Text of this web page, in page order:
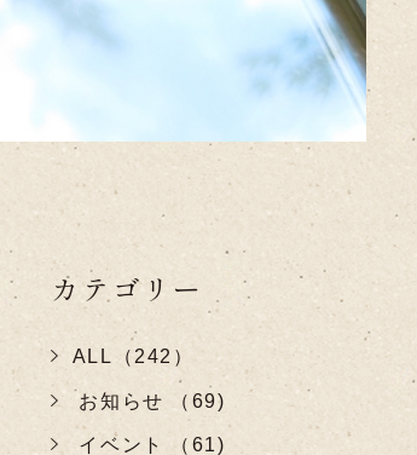
カテゴリー
ALL（242）
お知らせ （69)
イベント （61)